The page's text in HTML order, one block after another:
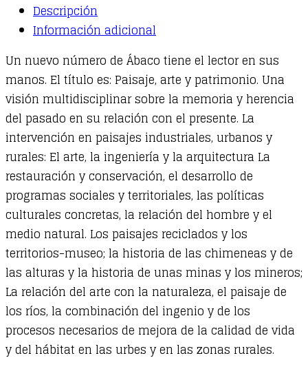
patrimonio
quantity
Descripción
Información adicional
Un nuevo número de Ábaco tiene el lector en sus
manos. El título es: Paisaje, arte y patrimonio. Una
visión multidisciplinar sobre la memoria y herencia
del pasado en su relación con el presente. La
intervención en paisajes industriales, urbanos y
rurales: El arte, la ingeniería y la arquitectura La
restauración y conservación, el desarrollo de
programas sociales y territoriales, las políticas
culturales concretas, la relación del hombre y el
medio natural. Los paisajes reciclados y los
territorios-museo; la historia de las chimeneas y de
las alturas y la historia de unas minas y los mineros;
La relación del arte con la naturaleza, el paisaje de
los ríos, la combinación del ingenio y de los
procesos necesarios de mejora de la calidad de vida
y del hábitat en las urbes y en las zonas rurales.